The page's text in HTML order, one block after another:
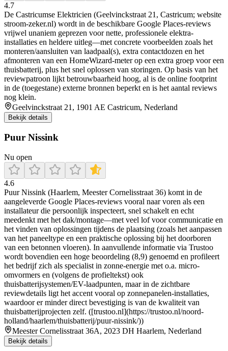
4.7
De Castricumse Elektricien (Geelvinckstraat 21, Castricum; website
stroom-zeker.nl) wordt in de beschikbare Google Places-reviews
vrijwel unaniem geprezen voor nette, professionele elektra-
installaties en heldere uitleg—met concrete voorbeelden zoals het
monteren/aansluiten van laadpaal(s), extra contactdozen en het
afmonteren van een HomeWizard-meter op een extra groep voor een
thuisbatterij, plus het snel oplossen van storingen. Op basis van het
reviewpatroon lijkt betrouwbaarheid hoog, al is de online footprint
in de (toegestane) externe bronnen beperkt en is het aantal reviews
nog klein.
Geelvinckstraat 21, 1901 AE Castricum, Nederland
Bekijk details
Puur Nissink
Nu open
4.6
Puur Nissink (Haarlem, Meester Cornelisstraat 36) komt in de
aangeleverde Google Places-reviews vooral naar voren als een
installateur die persoonlijk inspecteert, snel schakelt en echt
meedenkt met het dak/montage—met veel lof voor communicatie en
het vinden van oplossingen tijdens de plaatsing (zoals het aanpassen
van het paneeltype en een praktische oplossing bij het doorboren
van een betonnen vloeren). In aanvullende informatie via Trustoo
wordt bovendien een hoge beoordeling (8,9) genoemd en profileert
het bedrijf zich als specialist in zonne-energie met o.a. micro-
omvormers en (volgens de profieltekst) ook
thuisbatterijsystemen/EV-laadpunten, maar in de zichtbare
reviewdetails ligt het accent vooral op zonnepanelen-installaties,
waardoor er minder direct bevestiging is van de kwaliteit van
thuisbatterijprojecten zelf. ([trustoo.nl](https://trustoo.nl/noord-
holland/haarlem/thuisbatterij/puur-nissink/))
Meester Cornelisstraat 36A, 2023 DH Haarlem, Nederland
Bekijk details